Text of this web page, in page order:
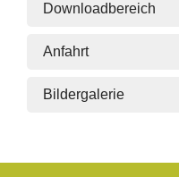
Downloadbereich
Anfahrt
Bildergalerie